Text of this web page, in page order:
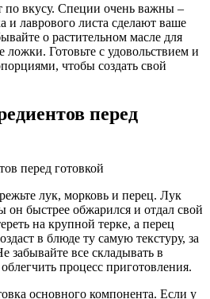
по вкусу. Специи очень важны –
и лаврового листа сделают ваше
о растительном масле для
ложки. Готовьте с удовольствием и
чтобы создать свой
перед
лук, морковь и перец. Лук
он быстрее обжарился и отдал свой
на крупной терке, а перец
в блюде ту самую текстуру, за
все складывать в
процесс приготовления.
основного компонента. Если у